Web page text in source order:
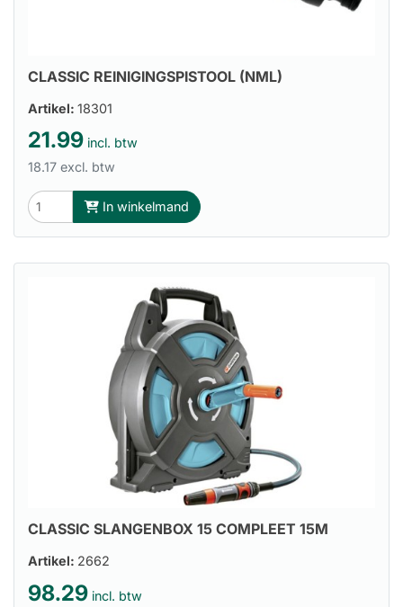
CLASSIC REINIGINGSPISTOOL (NML)
Artikel: 18301
21.99 incl. btw
18.17 excl. btw
In winkelmand
CLASSIC SLANGENBOX 15 COMPLEET 15M
Artikel: 2662
98.29 incl. btw